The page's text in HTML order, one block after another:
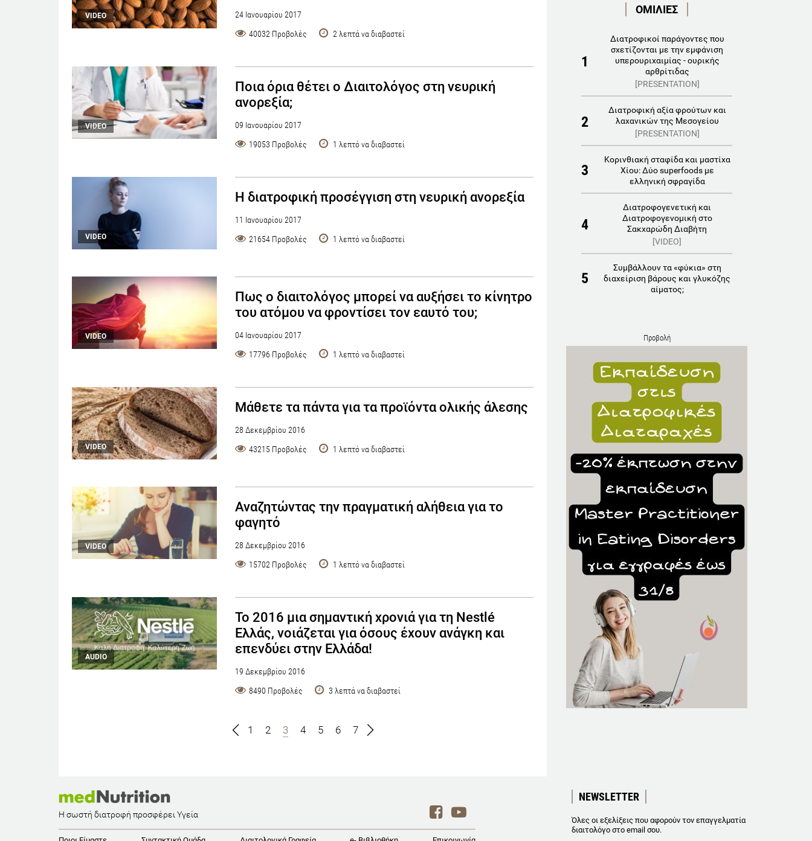
VIDEO
24 Ιανουαρίου 2017
40032 Προβολές
2 λεπτά να διαβαστεί
VIDEO
Ποια όρια θέτει ο Διαιτολόγος στη νευρική
ανορεξία;
09 Ιανουαρίου 2017
19053 Προβολές
1 λεπτό να διαβαστεί
VIDEO
Η διατροφική προσέγγιση στη νευρική ανορεξία
11 Ιανουαρίου 2017
21654 Προβολές
1 λεπτό να διαβαστεί
VIDEO
Πως ο διαιτολόγος μπορεί να αυξήσει το κίνητρο
του ατόμου να φροντίσει τον εαυτό του;
04 Ιανουαρίου 2017
17796 Προβολές
1 λεπτό να διαβαστεί
VIDEO
Μάθετε τα πάντα για τα προϊόντα ολικής άλεσης
28 Δεκεμβρίου 2016
43215 Προβολές
1 λεπτό να διαβαστεί
VIDEO
Αναζητώντας την πραγματική αλήθεια για το
φαγητό
28 Δεκεμβρίου 2016
15702 Προβολές
1 λεπτό να διαβαστεί
AUDIO
Το 2016 μια σημαντική χρονιά για τη Nestlé
Ελλάς, νοιάζεται για όσους έχουν ανάγκη και
επενδύει στην Ελλάδα!
19 Δεκεμβρίου 2016
8490 Προβολές
3 λεπτά να διαβαστεί
1 2 3 4 5 6 7
ΟΜΙΛΙΕΣ
1
Διατροφικοί παράγοντες που
σχετίζονται με την εμφάνιση
υπερουριχαιμίας - ουρικής
αρθρίτιδας
[PRESENTATION]
2
Διατροφική αξία φρούτων και
λαχανικών της Μεσογείου
[PRESENTATION]
3
Κορινθιακή σταφίδα και μαστίχα
Χίου: Δύο superfoods με
ελληνική σφραγίδα
4
Διατροφογενετική και
Διατροφογενομική στο
Σακχαρώδη Διαβήτη
[VIDEO]
5
Συμβάλλουν τα «φύκια» στη
διαχείριση βάρους και γλυκόζης
αίματος;
Προβολή
NEWSLETTER
Όλες οι εξελίξεις που αφορούν τον επαγγελματία
διαιτολόγο στο email σου.
Η σωστή διατροφή προσφέρει Υγεία